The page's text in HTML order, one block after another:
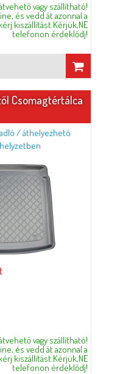
vagy szállítható!
és vedd át azonnal a
kiszállítást.Kérjük,NE
telefonon érdeklődj!
Csomagtértálca
/ áthelyezhetó
vagy szállítható!
és vedd át azonnal a
kiszállítást.Kérjük,NE
telefonon érdeklődj!